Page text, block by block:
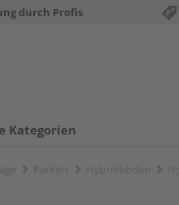
durch Profis
Kategorien